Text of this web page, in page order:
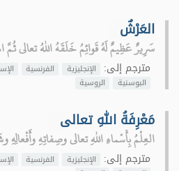
العَرْشٌ
سَرِيرٌ عَظِيمٌ لَهُ قَوائِمُ خَلَقَهُ اللهُ تعالى
مترجم إلى: الإنجليزية الفرنسية
البوسنية
الروسية
مَعْرِفَةُ اللهِ تعالى
العِلْمُ بِأَسْماءِ اللهِ تعالى وصِفاتِهِ
مترجم إلى: الإنجليزية الفرنسية